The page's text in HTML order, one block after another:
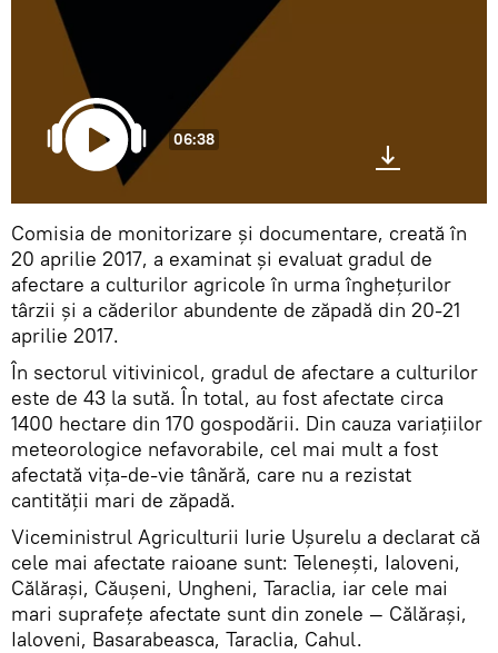
06:38
Comisia de monitorizare și documentare, creată în
20 aprilie 2017, a examinat și evaluat gradul de
afectare a culturilor agricole în urma înghețurilor
târzii și a căderilor abundente de zăpadă din 20-21
aprilie 2017.
În sectorul vitivinicol, gradul de afectare a culturilor
este de 43 la sută. În total, au fost afectate circa
1400 hectare din 170 gospodării. Din cauza variațiilor
meteorologice nefavorabile, cel mai mult a fost
afectată vița-de-vie tânără, care nu a rezistat
cantității mari de zăpadă.
Viceministrul Agriculturii Iurie Ușurelu a declarat că
cele mai afectate raioane sunt: Teleneşti, Ialoveni,
Călăraşi, Căuşeni, Ungheni, Taraclia, iar cele mai
mari suprafețe afectate sunt din zonele — Călăraşi,
Ialoveni, Basarabeasca, Taraclia, Cahul.